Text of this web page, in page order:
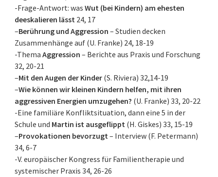
-Frage-Antwort: was Wut (bei Kindern) am ehesten
deeskalieren lässt 24, 17
–Berührung und Aggression – Studien decken
Zusammenhänge auf (U. Franke) 24, 18-19
-Thema Aggression – Berichte aus Praxis und Forschung
32, 20-21
–Mit den Augen der Kinder (S. Riviera) 32,14-19
–Wie können wir kleinen Kindern helfen, mit ihren
aggressiven Energien umzugehen? (U. Franke) 33, 20-22
-Eine familiäre Konfliktsituation, dann eine 5 in der
Schule und Martin ist ausgeflippt (H. Giskes) 33, 15-19
–Provokationen bevorzugt– Interview (F. Petermann)
34, 6-7
-V. europäischer Kongress für Familientherapie und
systemischer Praxis 34, 26-26